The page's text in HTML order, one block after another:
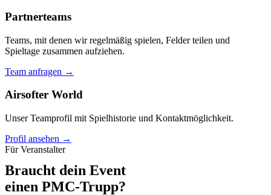
Partnerteams
Teams, mit denen wir regelmäßig spielen, Felder teilen und
Spieltage zusammen aufziehen.
Team anfragen →
Airsofter World
Unser Teamprofil mit Spielhistorie und Kontaktmöglichkeit.
Profil ansehen →
Für Veranstalter
Braucht dein Event
einen PMC-Trupp?